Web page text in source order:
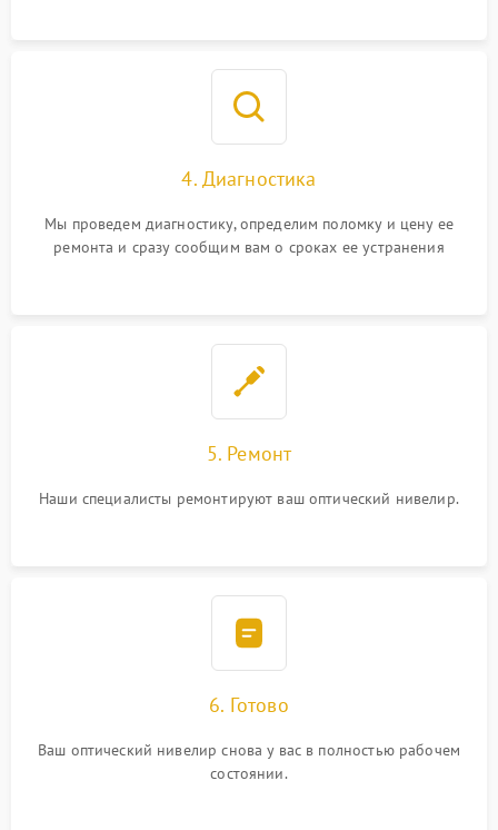
4. Диагностика
Мы проведем диагностику, определим поломку и цену ее
ремонта и сразу сообщим вам о сроках ее устранения
5. Ремонт
Наши специалисты ремонтируют ваш оптический нивелир.
6. Готово
Ваш оптический нивелир снова у вас в полностью рабочем
состоянии.